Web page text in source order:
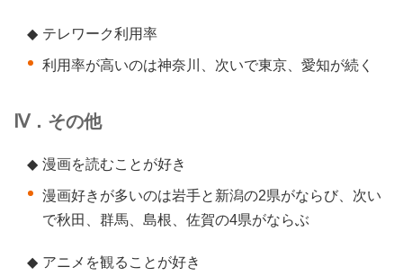
◆ テレワーク利用率
利用率が高いのは神奈川、次いで東京、愛知が続く
Ⅳ．その他
◆ 漫画を読むことが好き
漫画好きが多いのは岩手と新潟の2県がならび、次い
で秋田、群馬、島根、佐賀の4県がならぶ
◆ アニメを観ることが好き